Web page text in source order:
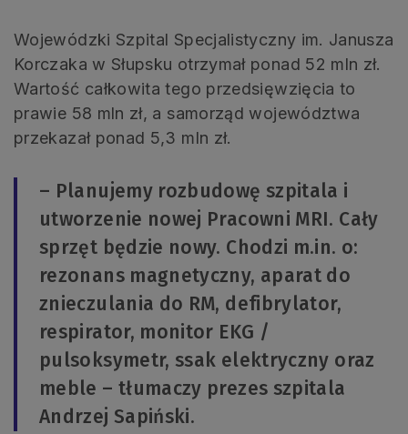
Wojewódzki Szpital Specjalistyczny im. Janusza
Korczaka w Słupsku otrzymał ponad 52 mln zł.
Wartość całkowita tego przedsięwzięcia to
prawie 58 mln zł, a samorząd województwa
przekazał ponad 5,3 mln zł.
– Planujemy rozbudowę szpitala i
utworzenie nowej Pracowni MRI. Cały
sprzęt będzie nowy. Chodzi m.in. o:
rezonans magnetyczny, aparat do
znieczulania do RM, defibrylator,
respirator, monitor EKG /
pulsoksymetr, ssak elektryczny oraz
meble – tłumaczy prezes szpitala
Andrzej Sapiński.